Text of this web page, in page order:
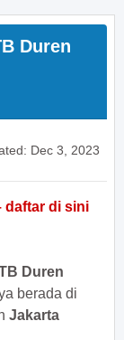
Duren
Dec 3, 2023
daftar di sini
Duren
berada di
Jakarta